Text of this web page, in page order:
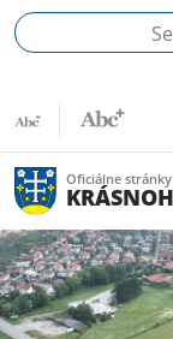
Oficiálne